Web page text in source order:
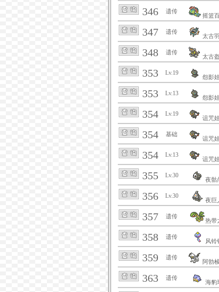
346 遗传
摇篮
347 遗传
太古
348 遗传
太古
353 Lv.19
怨影
353 Lv.13
怨影
354 Lv.19
诅咒
354 基础
诅咒
354 Lv.13
诅咒
355 Lv.30
夜骷
356 Lv.30
夜巨
357 遗传
热带
358 遗传
风铃
359 遗传
阿勃
363 遗传
海豹